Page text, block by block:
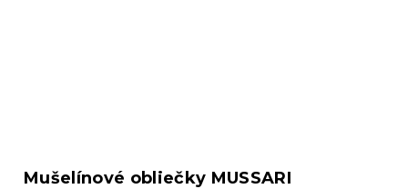
Mušelínové obliečky MUSSARI